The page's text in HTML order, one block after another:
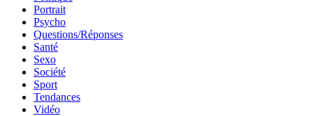
Portrait
Psycho
Questions/Réponses
Santé
Sexo
Société
Sport
Tendances
Vidéo